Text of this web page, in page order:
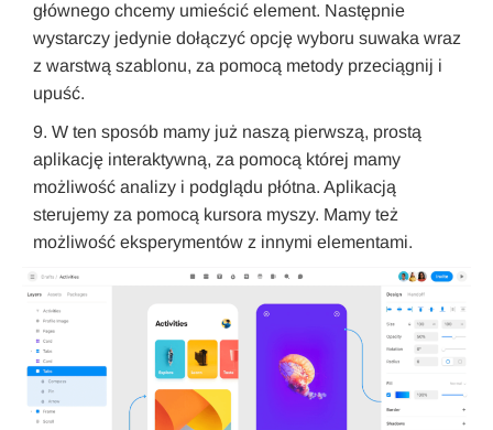
głównego chcemy umieścić element. Następnie
wystarczy jedynie dołączyć opcję wyboru suwaka wraz
z warstwą szablonu, za pomocą metody przeciągnij i
upuść.
W ten sposób mamy już naszą pierwszą, prostą
aplikację interaktywną, za pomocą której mamy
możliwość analizy i podglądu płótna. Aplikacją
sterujemy za pomocą kursora myszy. Mamy też
możliwość eksperymentów z innymi elementami.